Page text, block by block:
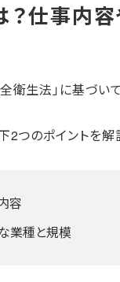
？仕事内
衛生法」に基づい
つのポイントを解
容
業種と規模